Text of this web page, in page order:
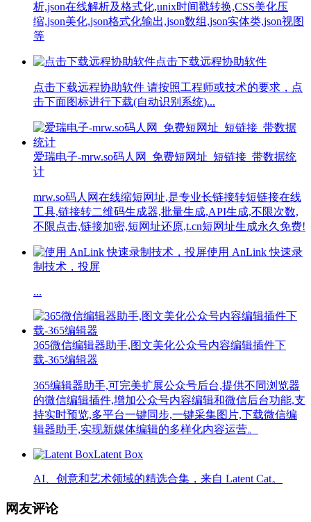
析,json在线解析及格式化,unix时间戳转换,CSS美化压
缩,json美化,json格式化输出,json数组,json实体类,json视图
等
点击下载远程协助软件
点击下载远程协助软件 请按照工程师或技术的要求，点
击下面图标进行下载(自动识别系统)...
爱瑞电子-mrw.so码人网_免费短网址_短链接_带数据统
计
mrw.so码人网在线缩短网址,是专业长链接转短链接在线
工具,链接转二维码生成器,批量生成,API生成,不限次数,
不限点击,链接加密,短网址还原,t.cn短网址生成永久免费!
使用 AnLink 快速录
制技术，投屏
...
365微信编辑器助手,图文美化公众号内容编辑插件下
载-365编辑器
365编辑器助手,可完美扩展公众号后台,提供不同浏览器
的微信编辑插件,增加公众号内容编辑和微信后台功能,支
持实时预览,多平台一键同步,一键采集图片,下载微信编
辑器助手,实现新媒体编辑的多样化内容运营。
Latent Box
AI、创意和艺术领域的精选合集，来自 Latent Cat。
网友评论